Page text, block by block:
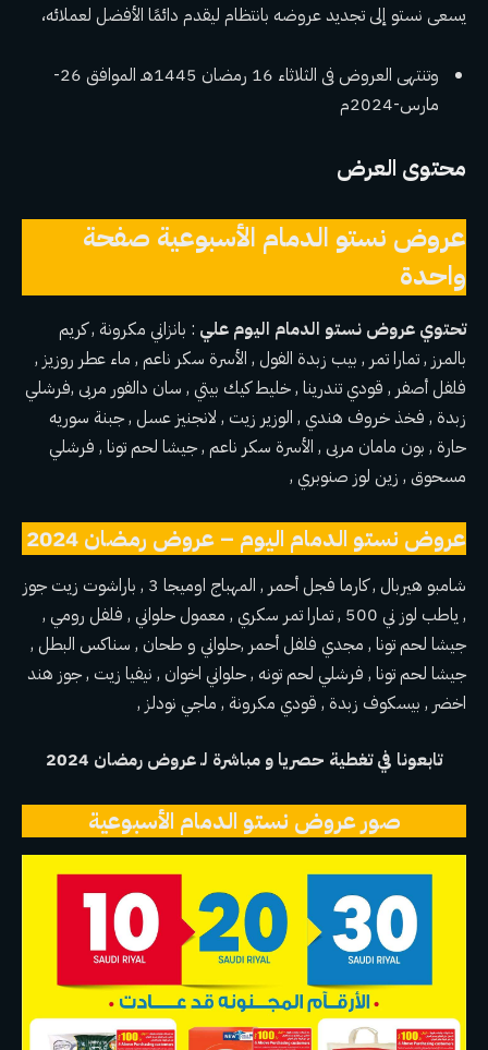
يسعى نستو إلى تجديد عروضه بانتظام ليقدم دائمًا الأفضل لعملائه،
وتنتهى العروض فى الثلاثاء 16 رمضان 1445هـ الموافق 26-
مارس-2024م
محتوى العرض
عروض نستو الدمام الأسبوعية صفحة
واحدة
تحتوي عروض نستو الدمام اليوم علي : بانزاني مكرونة , كريم
بالمرز , تمارا تمر , بيب زبدة الفول , الأسرة سكر ناعم , ماء عطر روزيز ,
فلفل أصفر , قودي تندرينا , خليط كيك بيتي , سان دالفور مربى ,فرشلي
زبدة , فخذ خروف هندي , الوزير زيت , لانجنيز عسل , جبنة سوريه
حارة , بون مامان مربى , الأسرة سكر ناعم , جيشا لحم تونا , فرشلي
مسحوق , زين لوز صنوبري ,
عروض نستو الدمام اليوم – عروض رمضان 2024
شامبو هيربال , كارما فجل أحمر , المهباج اوميجا 3 , باراشوت زيت جوز
, ياطب لوز ني 500 , تمارا تمر سكري , معمول حلواني , فلفل رومي ,
جيشا لحم تونا , مجدي فلفل أحمر ,حلواني و طحان , سناكس البطل ,
جيشا لحم تونا , فرشلي لحم تونه , حلواني اخوان , نيفيا زيت , جوز هند
اخضر , بيسكوف زبدة , قودي مكرونة , ماجي نودلز ,
تابعونا في تغطية حصريا و مباشرة لـ عروض رمضان 2024
صور عروض نستو الدمام الأسبوعية